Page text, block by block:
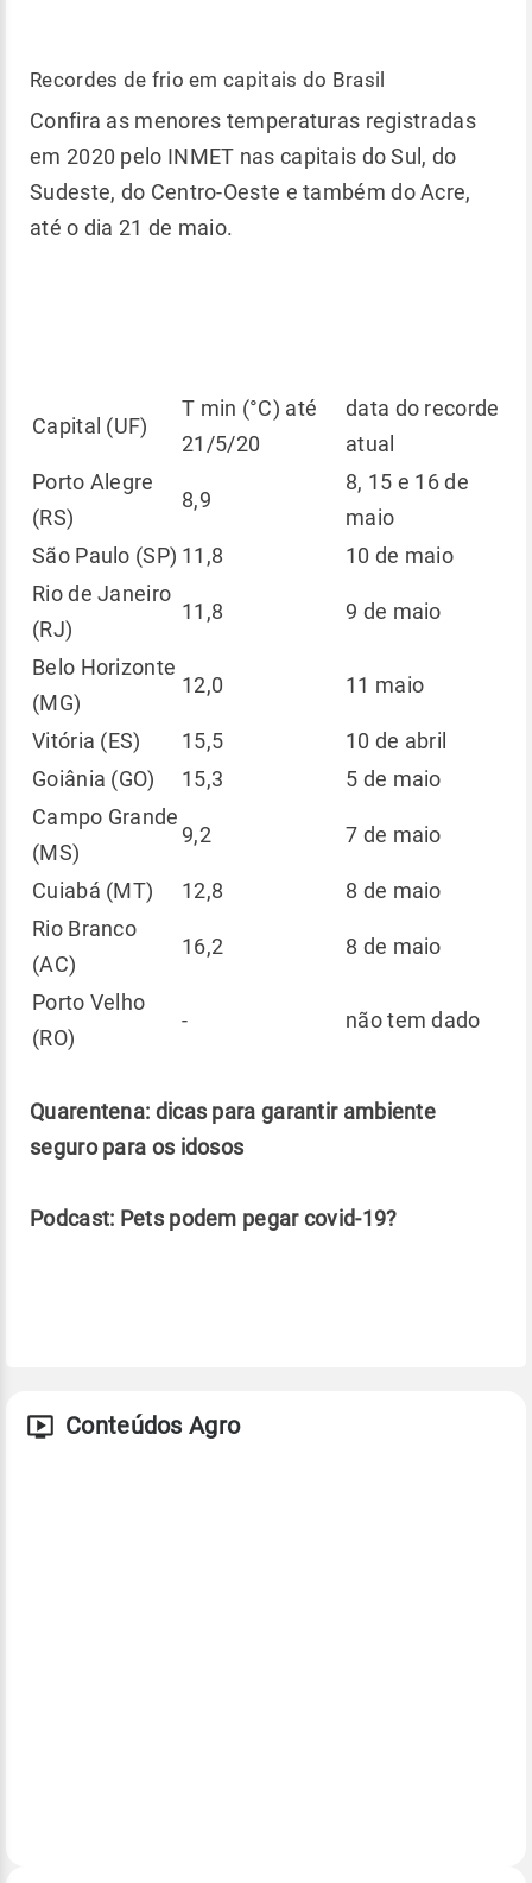
Recordes de frio em capitais do Brasil
Confira as menores temperaturas registradas
em 2020 pelo INMET nas capitais do Sul, do
Sudeste, do Centro-Oeste e também do Acre,
até o dia 21 de maio.
Capital (UF)
T min (°C) até
21/5/20
data do recorde
atual
Porto Alegre
(RS)
8,9
8, 15 e 16 de
maio
São Paulo (SP) 11,8
10 de maio
Rio de Janeiro
(RJ)
11,8 9 de maio
Belo Horizonte
(MG)
12,0 11 maio
Vitória (ES) 15,5
10 de abril
Goiânia (GO)
15,3
5 de maio
Campo Grande
(MS)
9,2 7 de maio
Cuiabá (MT) 12,8
8 de maio
Rio Branco
(AC)
16,2 8 de maio
Porto Velho
(RO)
- não tem dado
Quarentena: dicas para garantir ambiente
seguro para os idosos
Podcast: Pets podem pegar covid-19?
Conteúdos Agro